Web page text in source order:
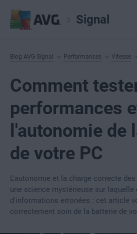
Signal
Blog AVG Signal Performances Vitesse
Comment
performances
l'autonomie de
de votre PC
L'autonomie et la charge correcte
une science mystérieuse sur
d'informations erronées : cet article
correctement soin de la batterie de